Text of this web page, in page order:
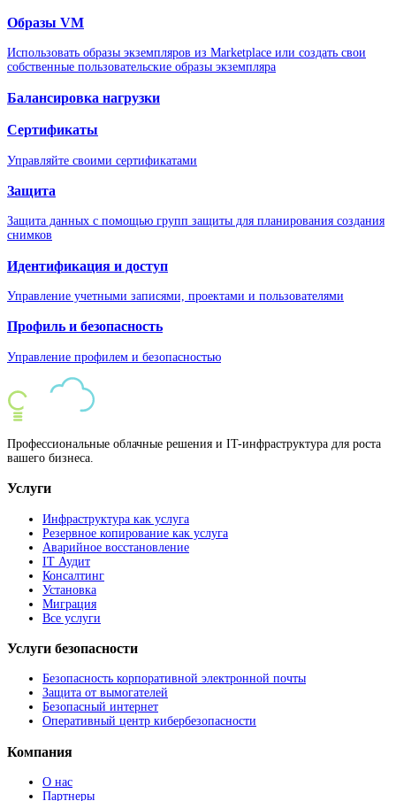
Образы VM
Использовать образы экземпляров из Marketplace или создать свои
собственные пользовательские образы экземпляра
Балансировка нагрузки
Сертификаты
Управляйте своими сертификатами
Защита
Защита данных с помощью групп защиты для планирования создания
снимков
Идентификация и доступ
Управление учетными записями, проектами и пользователями
Профиль и безопасность
Управление профилем и безопасностью
Профессиональные облачные решения и IT-инфраструктура для роста
вашего бизнеса.
Услуги
Инфраструктура как услуга
Резервное копирование как услуга
Аварийное восстановление
IT Аудит
Консалтинг
Установка
Миграция
Все услуги
Услуги безопасности
Безопасность корпоративной электронной почты
Защита от вымогателей
Безопасный интернет
Оперативный центр кибербезопасности
Компания
О нас
Партнеры